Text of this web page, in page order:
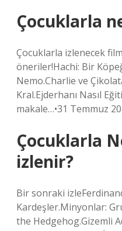
Çocuklarla
Çocuklarla izlenecek
öneriler!Hachi: Bir
Nemo.Charlie ve
Kral.Ejderhanı Nasıl
makale…•31 Temmuz
Çocuklarla
izlenir?
Bir sonraki
Kardeşler.Minyonlar:
the Hedgehog.Gizemli